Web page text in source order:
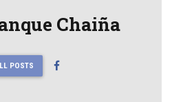
Chaiña
POSTS